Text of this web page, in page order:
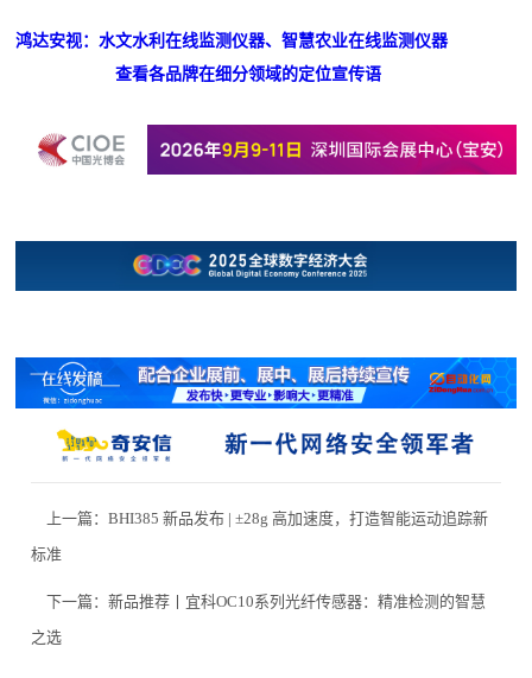
鸿达安视：水文水利在线监测仪器、智慧农业在线监测仪器
查看各品牌在细分领域的定位宣传语
上一篇：BHI385 新品发布 | ±28g 高加速度，打造智能运动追踪新
标准
下一篇：新品推荐丨宜科OC10系列光纤传感器：精准检测的智慧
之选